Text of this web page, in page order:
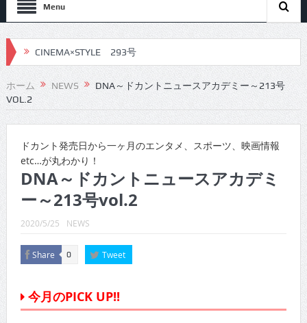
Menu
CINEMA×STYLE 293号
CINEMA×STYLE 292号
CINEMA×STYLE 291号
CINEMA×STYLE 289号
CINEMA×STYLE 288号
CINEMA×STYLE 287号
CINEMA×STYLE 285号
ホーム NEWS
DNA～ドカントニュースアカデミー～213号
VOL.2
ドカント発売日から一ヶ月のエンタメ、スポーツ、映画情報
etc…が丸わかり！
DNA～ドカントニュースアカデミ
ー～213号vol.2
2020/5/25 NEWS
Share 0 Tweet
今月のPICK UP!!